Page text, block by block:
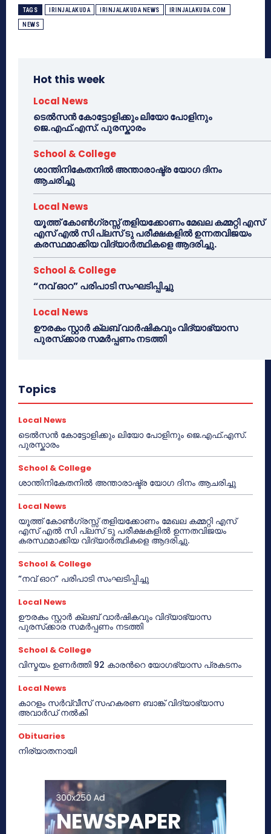
TAGS IRINJALAKUDA IRINJALAKUDA NEWS IRINJALAKUDA.COM
NEWS
Hot this week
Local News
ടെൽസൻ കോട്ടോളിക്കും ലിയോ പോളിനും
ജെ.എഫ്.എസ്. പുരസ്കാരം
School & College
ശാന്തിനികേതനിൽ അന്താരാഷ്ട്ര യോഗ ദിനം
ആചരിച്ചു
Local News
യൂത്ത് കോൺഗ്രസ്സ് തളിയക്കോണം മേഖല കമ്മറ്റി എസ്
എസ് എൽ സി പ്ലസ് ടു പരീക്ഷകളിൽ ഉന്നതവിജയം
കരസ്ഥമാക്കിയ വിദ്യാർത്ഥികളെ ആദരിച്ചു.
School & College
“നവ് ഓറ” പരിപാടി സംഘടിപ്പിച്ചു
Local News
ഊരകം സ്റ്റാർ ക്ലബ് വാർഷികവും വിദ്യാഭ്യാസ
പുരസ്‌ക്കാര സമർപ്പണം നടത്തി
Topics
Local News
ടെൽസൻ കോട്ടോളിക്കും ലിയോ പോളിനും ജെ.എഫ്.എസ്.
പുരസ്കാരം
School & College
ശാന്തിനികേതനിൽ അന്താരാഷ്ട്ര യോഗ ദിനം ആചരിച്ചു
Local News
യൂത്ത് കോൺഗ്രസ്സ് തളിയക്കോണം മേഖല കമ്മറ്റി എസ്
എസ് എൽ സി പ്ലസ് ടു പരീക്ഷകളിൽ ഉന്നതവിജയം
കരസ്ഥമാക്കിയ വിദ്യാർത്ഥികളെ ആദരിച്ചു.
School & College
“നവ് ഓറ” പരിപാടി സംഘടിപ്പിച്ചു
Local News
ഊരകം സ്റ്റാർ ക്ലബ് വാർഷികവും വിദ്യാഭ്യാസ
പുരസ്‌ക്കാര സമർപ്പണം നടത്തി
School & College
വിസ്മയം ഉണർത്തി 92 കാരൻറെ യോഗഭ്യാസ പ്രകടനം
Local News
കാറളം സർവ്വീസ് സഹകരണ ബാങ്ക് വിദ്യാഭ്യാസ
അവാർഡ് നൽകി
Obituaries
നിര്യാതനായി